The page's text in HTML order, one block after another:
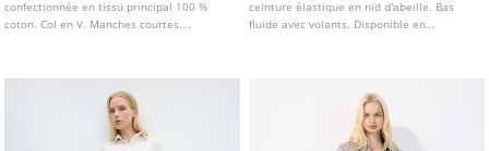
confectionnée en tissu principal 100 %
coton. Col en V. Manches courtes.
plusieurs coloris.
ceinture élastique en nid d'abeille. Bas
fluide avec volants. Disponible en